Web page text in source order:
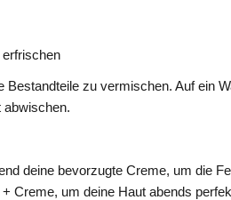
erfrischen
Bestandteile zu vermischen. Auf ein
abwischen.
deine bevorzugte Creme, um die
Creme, um deine Haut abends